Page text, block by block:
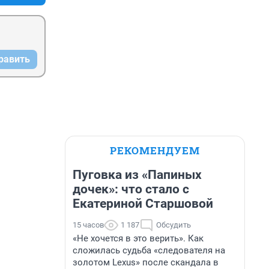
РЕКОМЕНДУЕМ
Пуговка из «Папиных
дочек»: что стало с
Екатериной Старшовой
15 часов 1 187 Обсудить
«Не хочется в это верить». Как
сложилась судьба «следователя на
золотом Lexus» после скандала в